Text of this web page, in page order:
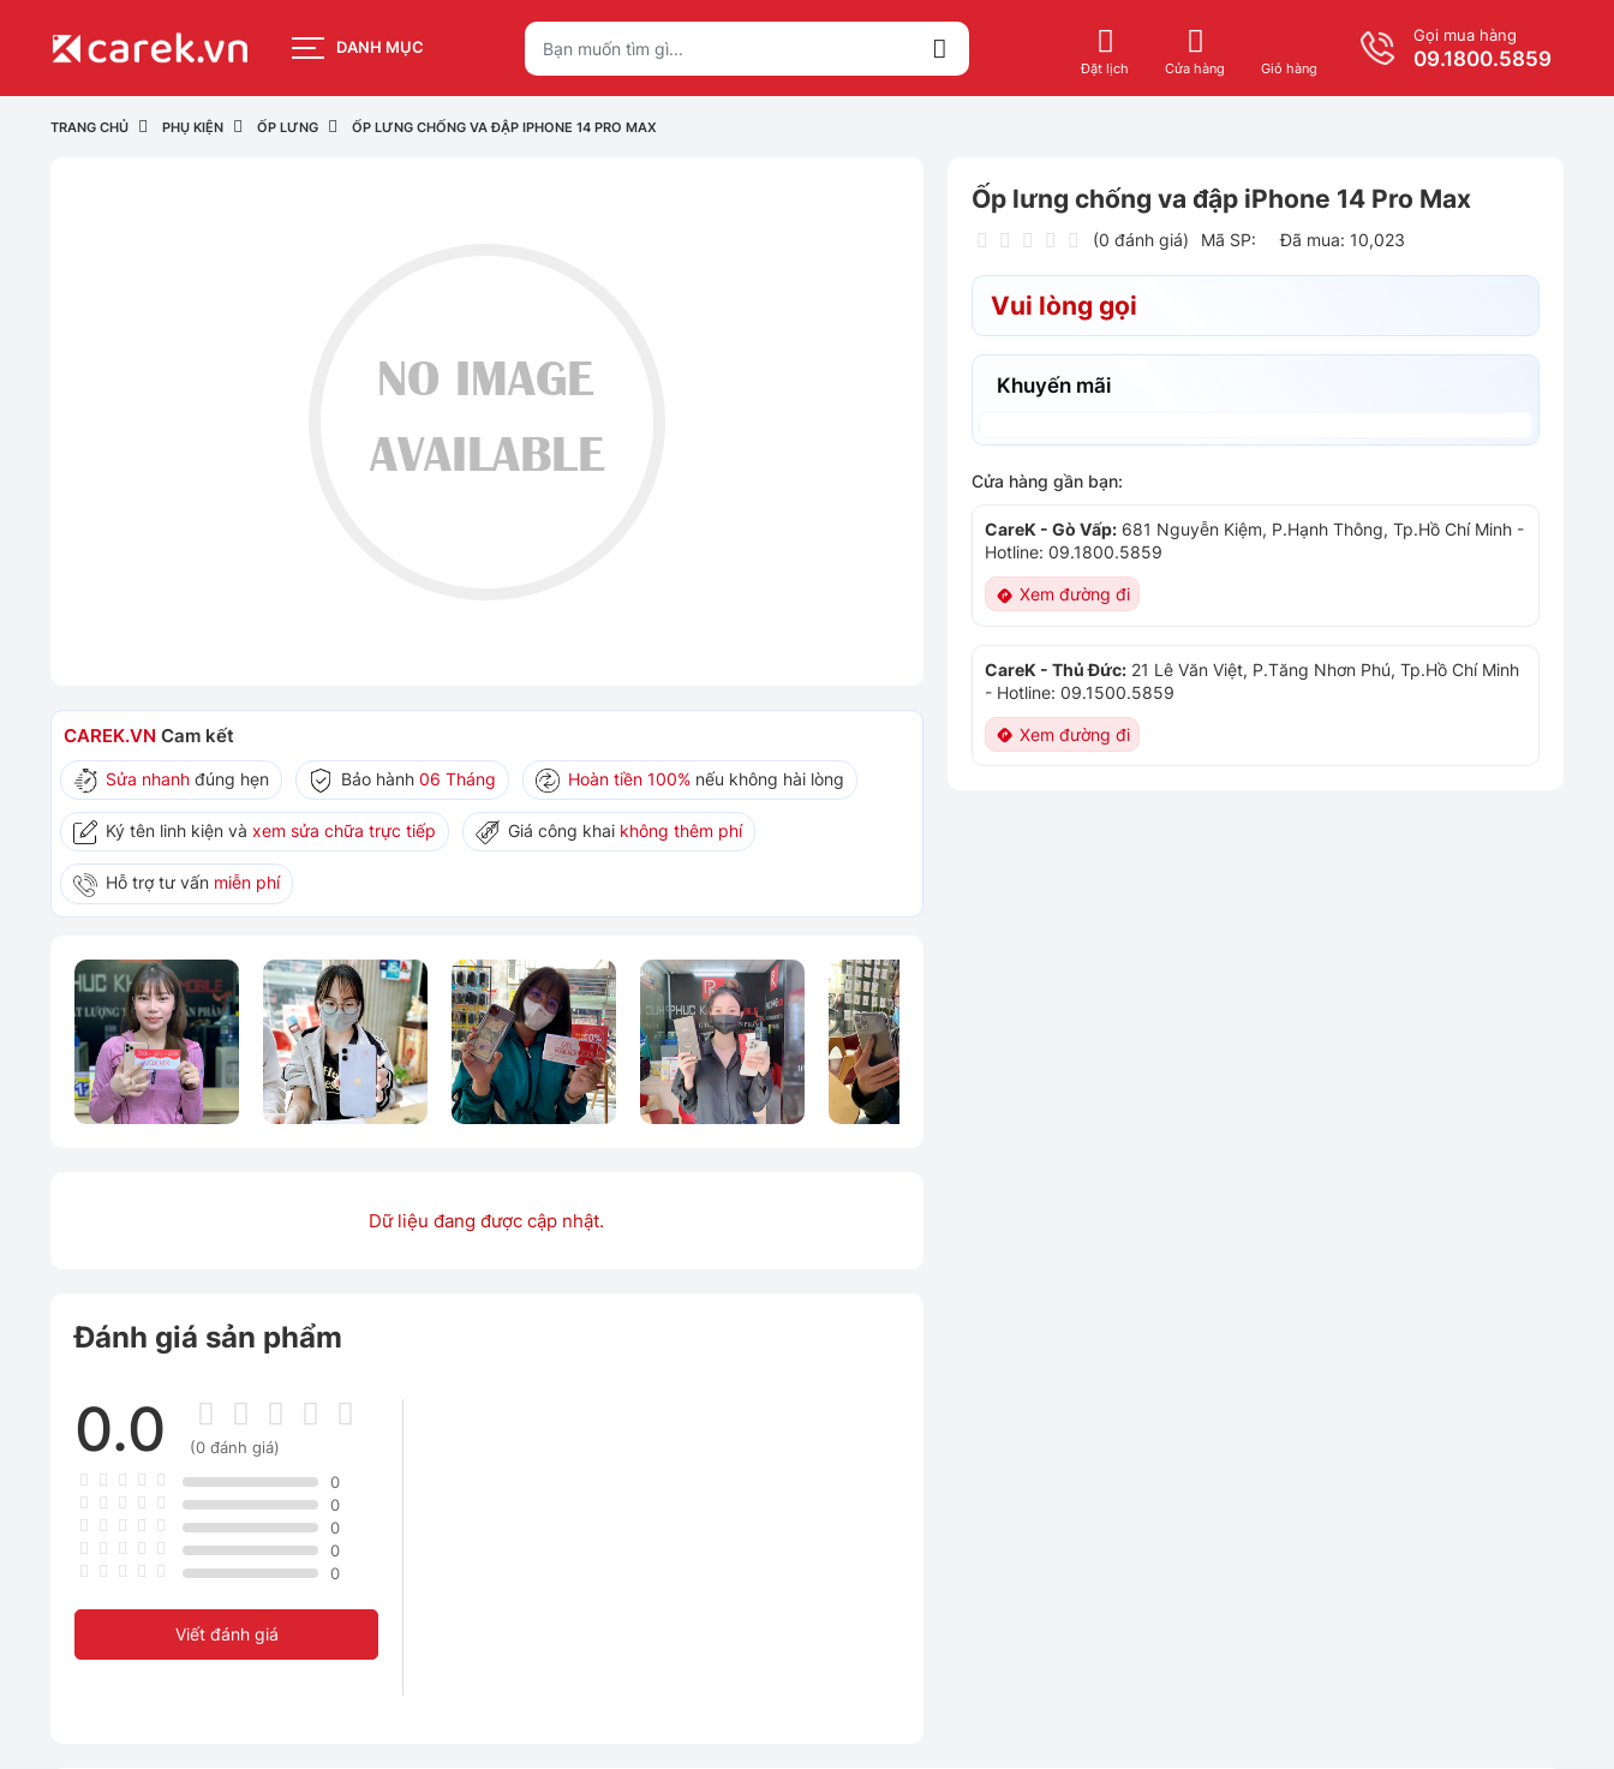
DANH MỤC
Đặt lịch Cửa hàng Giỏ hàng
Gọi mua hàng
09.1800.5859
TRANG CHỦ PHỤ KIỆN ỐP LƯNG ỐP LƯNG CHỐNG VA ĐẬP IPHONE 14 PRO MAX
CAREK.VN Cam kết
Sửa nhanh đúng hẹn Bảo hành 06 Tháng Hoàn tiền 100% nếu không hài lòng
Ký tên linh kiện và xem sửa chữa trực tiếp Giá công khai không thêm phí
Hỗ trợ tư vấn miễn phí
Dữ liệu đang được cập nhật.
Đánh giá sản phẩm
0.0
(0 đánh giá)
0
0
0
0
0
Viết đánh giá
Ốp lưng chống va đập iPhone 14 Pro Max
(0 đánh giá) Mã SP: Đã mua: 10,023
Vui lòng gọi
Khuyến mãi
Cửa hàng gần bạn:
CareK - Gò Vấp: 681 Nguyễn Kiệm, P.Hạnh Thông, Tp.Hồ Chí Minh -
Hotline: 09.1800.5859
Xem đường đi
CareK - Thủ Đức: 21 Lê Văn Việt, P.Tăng Nhơn Phú, Tp.Hồ Chí Minh
- Hotline: 09.1500.5859
Xem đường đi